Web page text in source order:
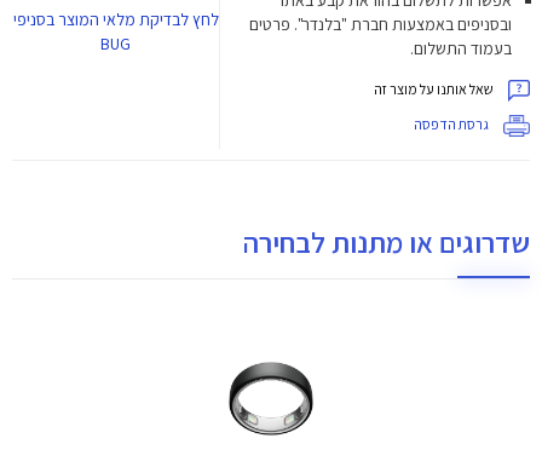
ובסניפים באמצעות חברת "בלנדר". פרטים
בעמוד התשלום.
שאל אותנו על מוצר זה
גרסת הדפסה
לחץלבדיקת מלאי המוצר בסניפי
BUG
שדרוגים או מתנות לבחירה